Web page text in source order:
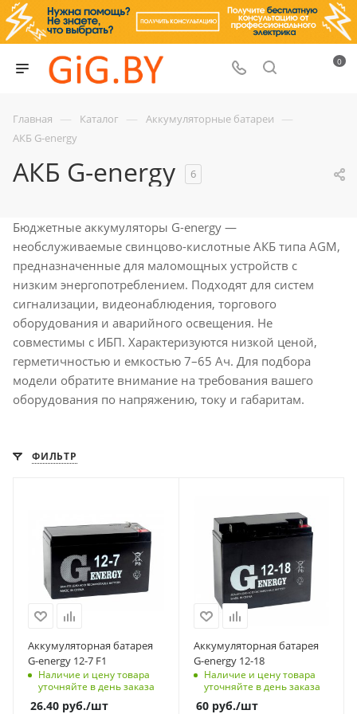
0
Главная — Каталог — Аккумуляторные батареи —
АКБ G-energy
АКБ G-energy 6
Бюджетные аккумуляторы G-energy —
необслуживаемые свинцово-кислотные АКБ типа AGM,
предназначенные для маломощных устройств с
низким энергопотреблением. Подходят для систем
сигнализации, видеонаблюдения, торгового
оборудования и аварийного освещения. Не
совместимы с ИБП. Характеризуются низкой ценой,
герметичностью и емкостью 7–65 Ач. Для подбора
модели обратите внимание на требования вашего
оборудования по напряжению, току и габаритам.
ФИЛЬТР
Высота с клеммой, мм
Номинальное
напряжение, В
12
12_7
Размеры изделия
(ДхШхВ), мм
151 x 65 x 94
Аккумуляторная батарея
G-energy 12-7 F1
Наличие и цену товара
уточняйте в день заказа
26.40 руб./шт
AGM
Высота с клеммой, мм
Номинальное
напряжение, В
12
12_18
Размеры изделия
(ДхШхВ), мм
181 x 77 x 167
Аккумуляторная батарея
G-energy 12-18
Наличие и цену товара
уточняйте в день заказа
60руб./шт